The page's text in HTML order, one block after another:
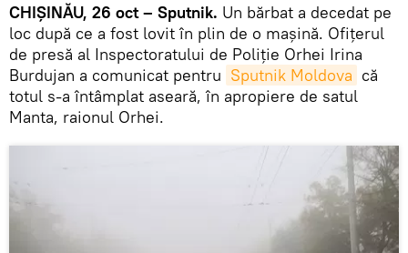
CHIȘINĂU, 26 oct – Sputnik. Un bărbat a decedat pe
loc după ce a fost lovit în plin de o mașină. Ofițerul
de presă al Inspectoratului de Poliție Orhei Irina
Burdujan a comunicat pentru Sputnik Moldova că
totul s-a întâmplat aseară, în apropiere de satul
Manta, raionul Orhei.